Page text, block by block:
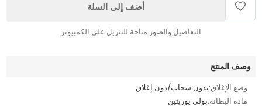
أضف إلى السلة
التفاصيل والصور متاحة للتنزيل على الكمبيوتر
وصف المنتج
وضع الإغلاق:بدون سحاب/دون إغلاق
مادة البطانة:بولي يوريثين